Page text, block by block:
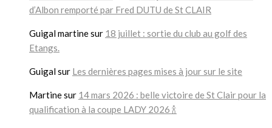
d’Albon remporté par Fred DUTU de St CLAIR
Guigal martinesur 18 juillet : sortie du club au golf des
Etangs.
Guigalsur Les dernières pages mises à jour sur le site
Martinesur 14 mars 2026 : belle victoire de St Clair pour la
qualification à la coupe LADY 2026 🍾